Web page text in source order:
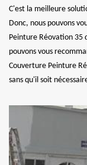
C'est la meilleure
Donc, nous pouvons
Peinture Réovation 35
pouvons vous
Couverture Peinture
sans qu'il soit